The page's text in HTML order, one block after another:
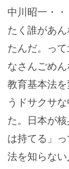
中川昭一・
たく誰があ
たんだ。っ
なさんごめん
教育基本法
うドサクサ
た。日本が
は持てる」
法を知らな